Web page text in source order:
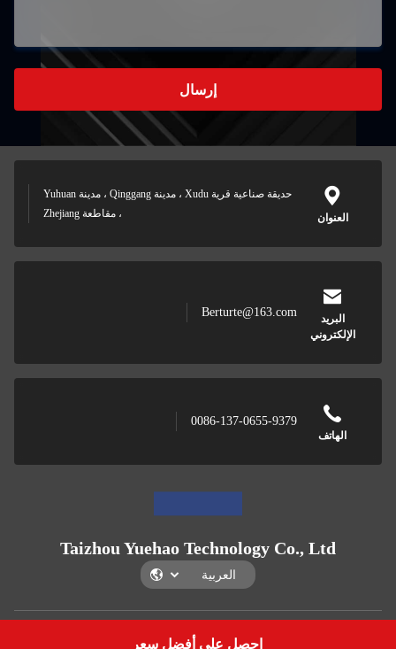
احصل على أفضل سعر
إرسال
العنوان
حديقة صناعية قرية Xudu ، مدينة Qinggang ، مدينة Yuhuan
، مقاطعة Zhejiang
البريد
الإلكتروني
Berturte@163.com
الهاتف
0086-137-0655-9379
Taizhou Yuehao Technology Co., Ltd